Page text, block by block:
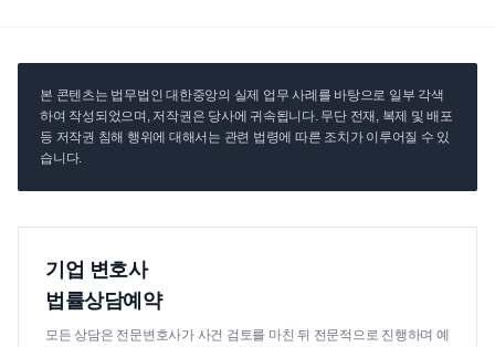
본 콘텐츠는 법무법인 대한중앙의 실제 업무 사례를 바탕으로 일부 각색
하여 작성되었으며, 저작권은 당사에 귀속됩니다. 무단 전재, 복제 및 배포
등 저작권 침해 행위에 대해서는 관련 법령에 따른 조치가 이루어질 수 있
습니다.
기업 변호사
법률상담예약
모든 상담은 전문변호사가 사건 검토를 마친 뒤 전문적으로 진행하며 예